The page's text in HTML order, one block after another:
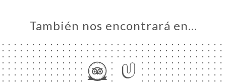
También nos encontrará en…